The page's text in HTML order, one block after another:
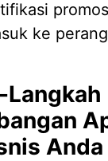
ke
Langkah
Anda